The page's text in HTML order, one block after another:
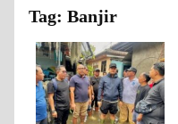
Tag: Banjir